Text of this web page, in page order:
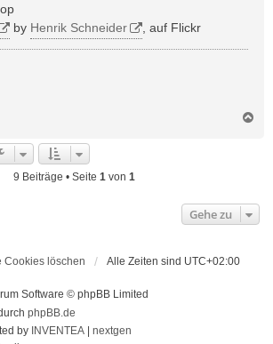
by Henrik Schneider , auf Flickr
e
9 Beiträge • Seite 1 von 1
Gehe zu
Cookies löschen Alle Zeiten sind UTC+02:00
Software © phpBB Limited
phpBB.de
by INVENTEA | nextgen